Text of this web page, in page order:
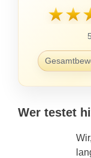
★★
Wer testet
Wir,